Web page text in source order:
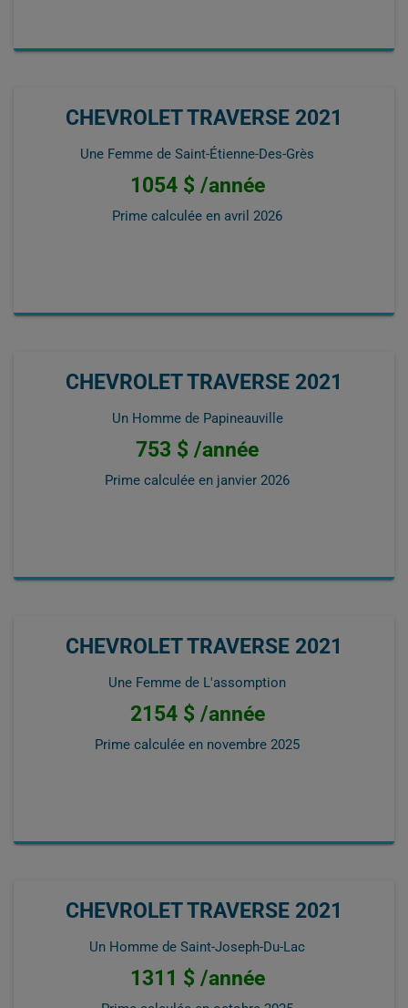
CHEVROLET TRAVERSE 2021
Une Femme de Saint-Étienne-Des-Grès
1054 $ /année
Prime calculée en avril 2026
CHEVROLET TRAVERSE 2021
Un Homme de Papineauville
753 $ /année
Prime calculée en janvier 2026
CHEVROLET TRAVERSE 2021
Une Femme de L'assomption
2154 $ /année
Prime calculée en novembre 2025
CHEVROLET TRAVERSE 2021
Un Homme de Saint-Joseph-Du-Lac
1311 $ /année